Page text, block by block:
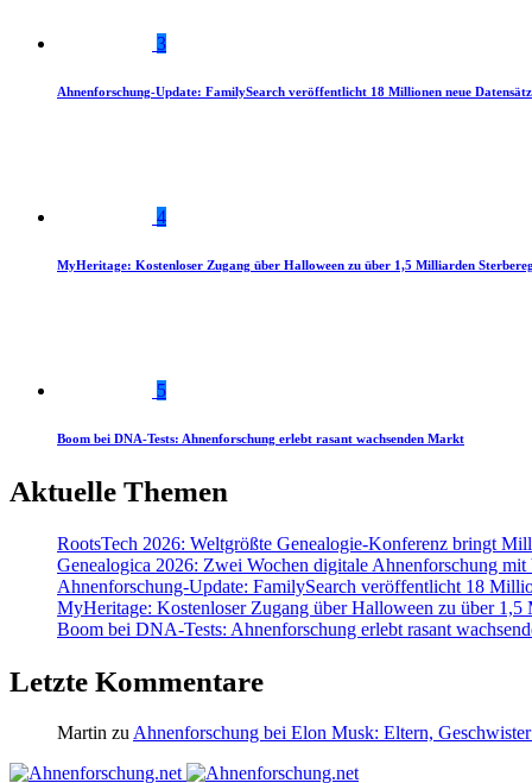
3
Ahnenforschung-Update: FamilySearch veröffentlicht 18 Millionen neue
4
MyHeritage: Kostenloser Zugang über Halloween zu über 1,5 Milliarden
5
Boom bei DNA-Tests: Ahnenforschung erlebt rasant wachsenden Markt
Aktuelle Themen
RootsTech 2026: Weltgrößte Genealogie-Konferenz bringt
Genealogica 2026: Zwei Wochen digitale Ahnenforschung mit
Ahnenforschung-Update: FamilySearch veröffentlicht 18
MyHeritage: Kostenloser Zugang über Halloween zu über 1,5
Boom bei DNA-Tests: Ahnenforschung erlebt rasant
Letzte Kommentare
Martin zu Ahnenforschung bei Elon Musk: Eltern,